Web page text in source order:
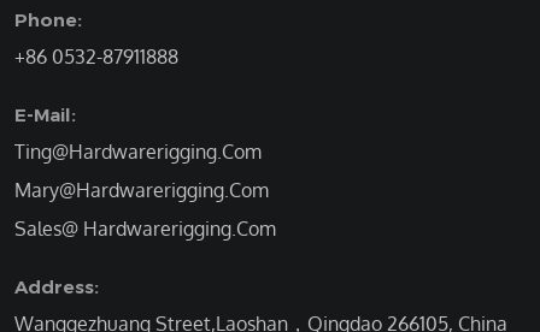
Phone:
+86 0532-87911888
E-Mail:
Ting@Hardwarerigging.Com
Mary@Hardwarerigging.Com
Sales@ Hardwarerigging.Com
Address:
Wanggezhuang Street,Laoshan，Qingdao 266105, China